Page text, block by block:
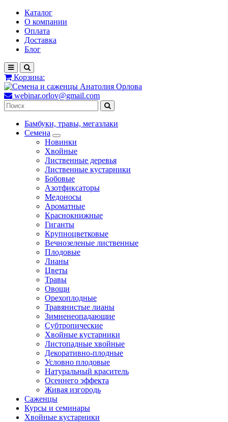
Каталог
О компании
Оплата
Доставка
Блог
Корзина:
webinar.orlov@gmail.com
Бамбуки, травы, мегазлаки
Семена
Новинки
Хвойные
Лиственные деревья
Лиственные кустарники
Бобовые
Азотфиксаторы
Медоносы
Ароматные
Краснокнижные
Гиганты
Крупноцветковые
Вечнозеленые лиственные
Плодовые
Лианы
Цветы
Травы
Овощи
Орехоплодные
Травянистые лианы
Зимненеопадающие
Субтропические
Хвойные кустарники
Листопадные хвойные
Декоративно-плодные
Условно плодовые
Натуральный краситель
Осеннего эффекта
Живая изгородь
Саженцы
Курсы и семинары
Хвойные кустарники